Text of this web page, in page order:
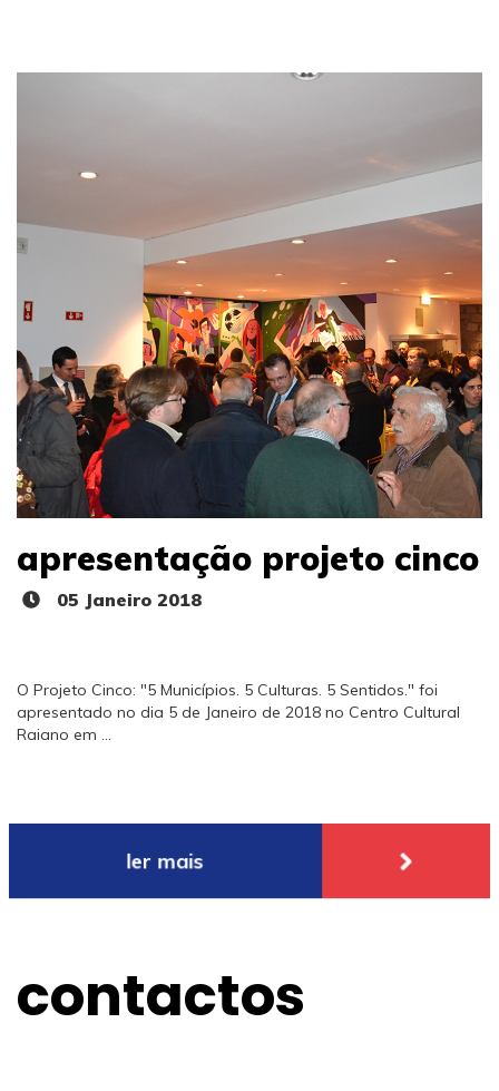
apresentação projeto cinco
05 Janeiro 2018
O Projeto Cinco: "5 Municípios. 5 Culturas. 5 Sentidos." foi
apresentado no dia 5 de Janeiro de 2018 no Centro Cultural
Raiano em ...
ler mais
contactos